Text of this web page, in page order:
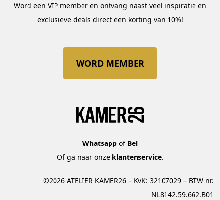
Word een VIP member en ontvang naast veel inspiratie en
exclusieve deals direct een korting van 10%!
WORD MEMBER
Whatsapp of Bel
Of ga naar onze klantenservice.
©2026 ATELIER KAMER26 – KvK: 32107029 – BTW nr.
NL8142.59.662.B01